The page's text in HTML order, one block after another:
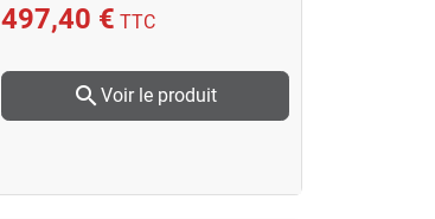
497,40 € TTC
searchVoir le produit